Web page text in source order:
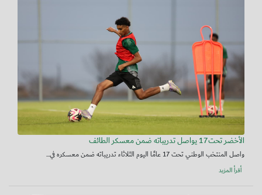
الأخضر تحت17 يواصل تدريباته ضمن معسكر الطائف
واصل المنتخب الوطني تحت 17 عامًا اليوم الثلاثاء تدريباته ضمن معسكره في...
أقرأ المزيد